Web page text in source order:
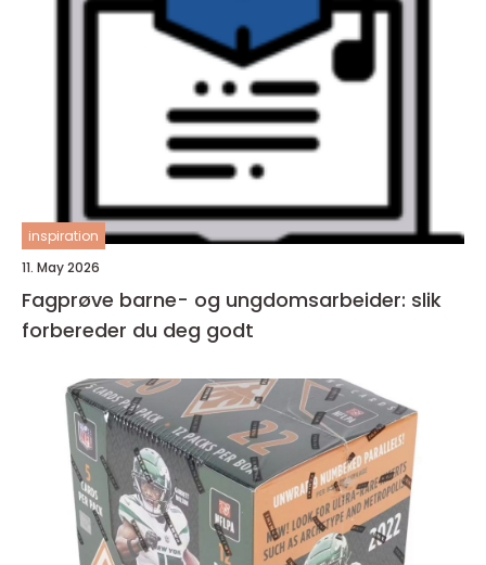
inspiration
11. May 2026
Fagprøve barne- og ungdomsarbeider: slik
forbereder du deg godt